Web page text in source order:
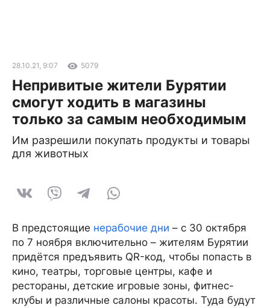
28.10.21, 9:07 5079
Непривитые жители Бурятии
смогут ходить в магазины
только за самым необходимым
Им разрешили покупать продукты и товары
для животных
В предстоящие нерабочие дни – с 30 октября
по 7 ноября включительно – жителям Бурятии
придётся предъявить QR-код, чтобы попасть в
кино, театры, торговые центры, кафе и
рестораны, детские игровые зоны, фитнес-
клубы и различные салоны красоты. Туда будут